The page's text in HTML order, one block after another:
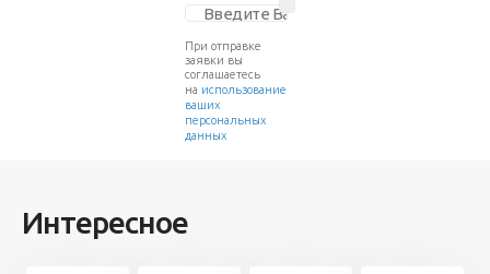
При отправке
заявки вы
соглашаетесь
на использование
ваших
персональных
данных
Интересное